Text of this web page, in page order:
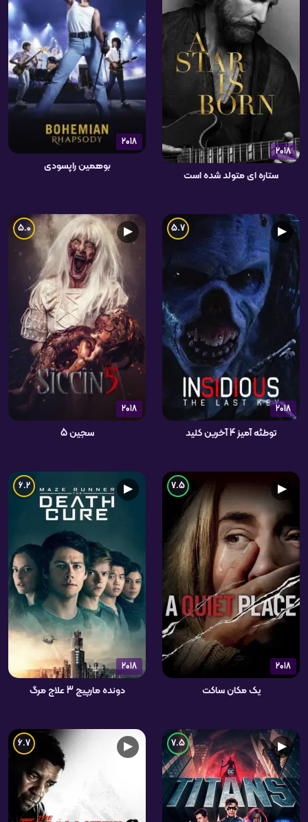
2018
ستاره ای متولد شده است
2018
بوهمین راپسودی
2018
▶
5.7
توطئه آمیز 4 آخرین کلید
2018
▶
5.0
سجین 5
2018
▶
7.5
یک مکان ساکت
2018
▶
6.2
دونده مارپیچ 3 علاج مرگ
▶
7.5
▶
6.7